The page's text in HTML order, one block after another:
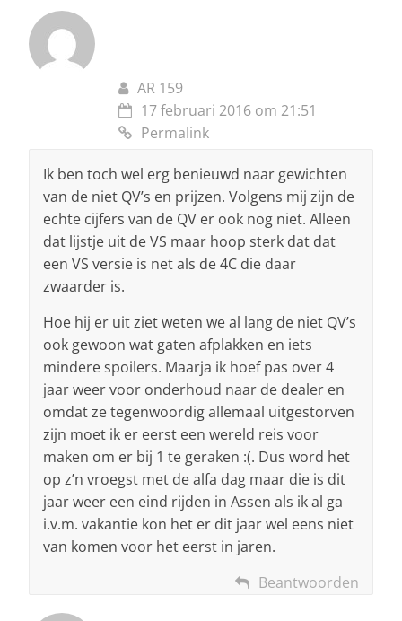
AR 159
17 februari 2016 om 21:51
Permalink
Ik ben toch wel erg benieuwd naar gewichten
van de niet QV’s en prijzen. Volgens mij zijn de
echte cijfers van de QV er ook nog niet. Alleen
dat lijstje uit de VS maar hoop sterk dat dat
een VS versie is net als de 4C die daar
zwaarder is.
Hoe hij er uit ziet weten we al lang de niet QV’s
ook gewoon wat gaten afplakken en iets
mindere spoilers. Maarja ik hoef pas over 4
jaar weer voor onderhoud naar de dealer en
omdat ze tegenwoordig allemaal uitgestorven
zijn moet ik er eerst een wereld reis voor
maken om er bij 1 te geraken :(. Dus word het
op z’n vroegst met de alfa dag maar die is dit
jaar weer een eind rijden in Assen als ik al ga
i.v.m. vakantie kon het er dit jaar wel eens niet
van komen voor het eerst in jaren.
Beantwoorden